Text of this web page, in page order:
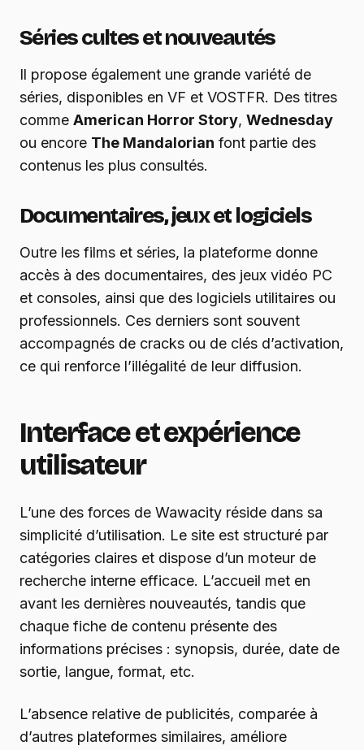
Séries cultes et nouveautés
Il propose également une grande variété de
séries, disponibles en VF et VOSTFR. Des titres
comme American Horror Story, Wednesday
ou encore The Mandalorian font partie des
contenus les plus consultés.
Documentaires, jeux et logiciels
Outre les films et séries, la plateforme donne
accès à des documentaires, des jeux vidéo PC
et consoles, ainsi que des logiciels utilitaires ou
professionnels. Ces derniers sont souvent
accompagnés de cracks ou de clés d’activation,
ce qui renforce l’illégalité de leur diffusion.
Interface et expérience
utilisateur
L’une des forces de Wawacity réside dans sa
simplicité d’utilisation. Le site est structuré par
catégories claires et dispose d’un moteur de
recherche interne efficace. L’accueil met en
avant les dernières nouveautés, tandis que
chaque fiche de contenu présente des
informations précises : synopsis, durée, date de
sortie, langue, format, etc.
L’absence relative de publicités, comparée à
d’autres plateformes similaires, améliore